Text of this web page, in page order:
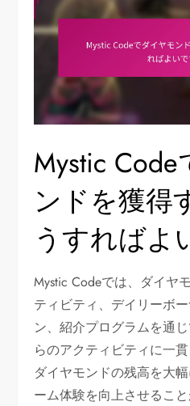
Mystic
ンドを獲得
うすればよ
Mystic Codeでは、ダイヤ
ティビティ、デイリーボ
ン、紹介プログラムを通
らのアクティビティに一
ダイヤモンドの残高を大
ーム体験を向上させること